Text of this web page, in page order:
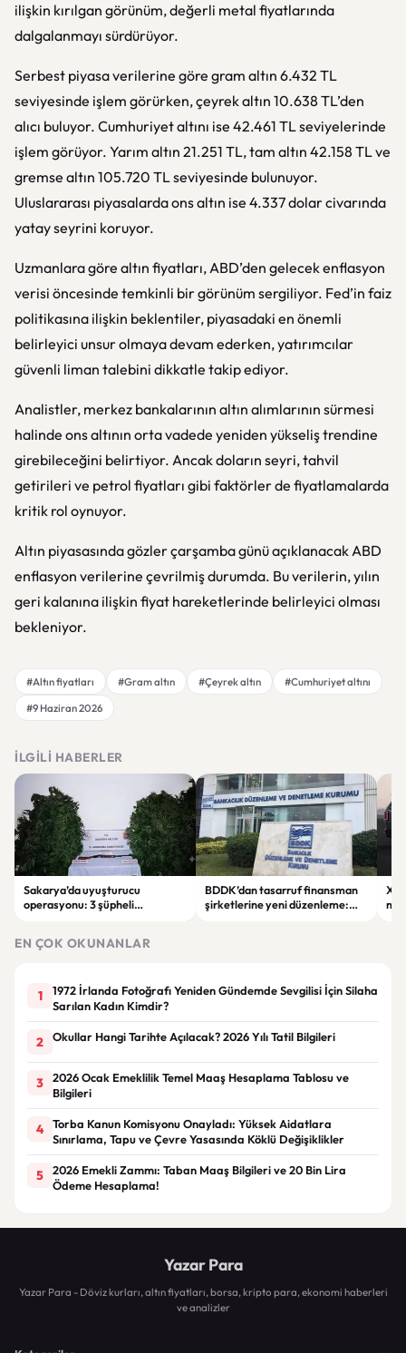
ilişkin kırılgan görünüm, değerli metal fiyatlarında
dalgalanmayı sürdürüyor.
Serbest piyasa verilerine göre gram altın 6.432 TL
seviyesinde işlem görürken, çeyrek altın 10.638 TL’den
alıcı buluyor. Cumhuriyet altını ise 42.461 TL seviyelerinde
işlem görüyor. Yarım altın 21.251 TL, tam altın 42.158 TL ve
gremse altın 105.720 TL seviyesinde bulunuyor.
Uluslararası piyasalarda ons altın ise 4.337 dolar civarında
yatay seyrini koruyor.
Uzmanlara göre altın fiyatları, ABD’den gelecek enflasyon
verisi öncesinde temkinli bir görünüm sergiliyor. Fed’in faiz
politikasına ilişkin beklentiler, piyasadaki en önemli
belirleyici unsur olmaya devam ederken, yatırımcılar
güvenli liman talebini dikkatle takip ediyor.
Analistler, merkez bankalarının altın alımlarının sürmesi
halinde ons altının orta vadede yeniden yükseliş trendine
girebileceğini belirtiyor. Ancak doların seyri, tahvil
getirileri ve petrol fiyatları gibi faktörler de fiyatlamalarda
kritik rol oynuyor.
Altın piyasasında gözler çarşamba günü açıklanacak ABD
enflasyon verilerine çevrilmiş durumda. Bu verilerin, yılın
geri kalanına ilişkin fiyat hareketlerinde belirleyici olması
bekleniyor.
#Altın fiyatları #Gram altın #Çeyrek altın
#Cumhuriyet altını
#9 Haziran 2026
İLGILI HABERLER
Sakarya’da uyuşturucu
operasyonu: 3 şüpheli
BDDK’dan tasarruf finansman
şirketlerine yeni düzenleme:
EN ÇOK OKUNANLAR
1
1972 İrlanda Fotoğrafı Yeniden Gündemde Sevgilisi İçin Silaha
Sarılan Kadın Kimdir?
2 Okullar Hangi Tarihte Açılacak? 2026 Yılı Tatil Bilgileri
3
2026 Ocak Emeklilik Temel Maaş Hesaplama Tablosu ve
Bilgileri
4
Torba Kanun Komisyonu Onayladı: Yüksek Aidatlara
Sınırlama, Tapu ve Çevre Yasasında Köklü Değişiklikler
5
2026 Emekli Zammı: Taban Maaş Bilgileri ve 20 Bin Lira
Ödeme Hesaplama!
Yazar Para
Yazar Para - Döviz kurları, altın fiyatları, borsa, kripto para, ekonomi haberleri
ve analizler